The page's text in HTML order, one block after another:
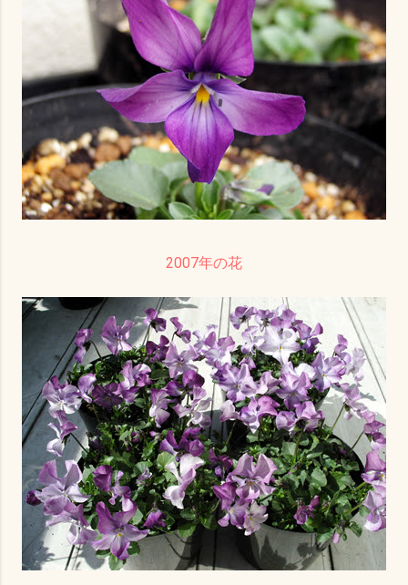
2007年の花